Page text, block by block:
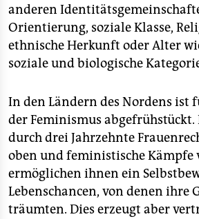
anderen
Orientierung, soziale Klasse,
ethnische Herkunft oder Alter
soziale und biologische
In den Ländern des Nordens ist
der Feminismus abgefrühstückt.
durch drei Jahrzehnte
oben und feministische Kämpfe
ermöglichen ihnen ein
Lebenschancen, von denen
träumten. Dies erzeugt aber